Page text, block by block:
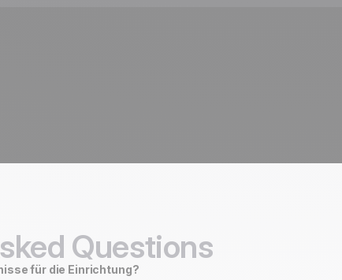
Questions
für die Einrichtung?